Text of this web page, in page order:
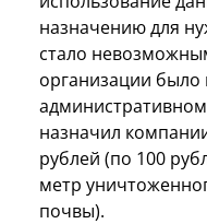
назначению для
стало
организации было
назначил
рублей (по 100
метр
почвы).